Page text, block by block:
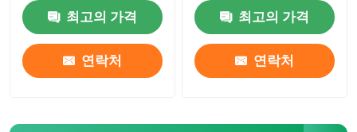
최고의 가격
연락처
최고의 가격
연락처